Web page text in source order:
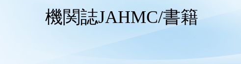
機関誌JAHMC/書籍